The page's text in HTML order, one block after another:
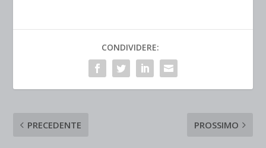
CONDIVIDERE:
PRECEDENTE PROSSIMO